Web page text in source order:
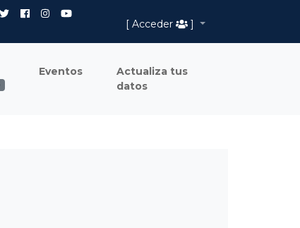
[ Acceder
]
Eventos
Actualiza tus
datos